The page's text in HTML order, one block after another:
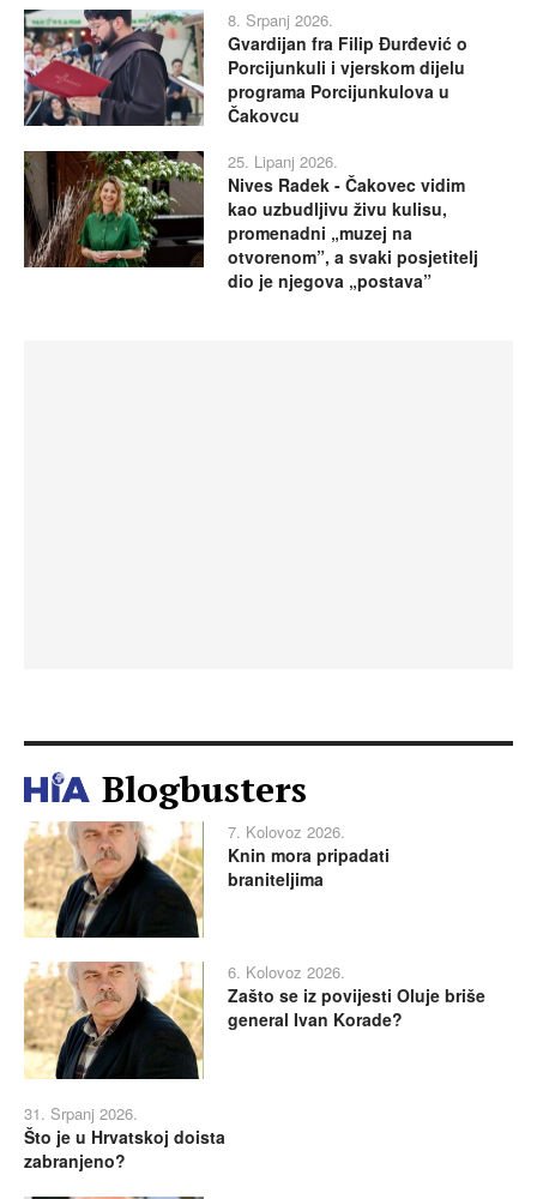
8. Srpanj 2026.
Gvardijan fra Filip Đurđević o
Porcijunkuli i vjerskom dijelu
programa Porcijunkulova u
Čakovcu
25. Lipanj 2026.
Nives Radek - Čakovec vidim
kao uzbudljivu živu kulisu,
promenadni „muzej na
otvorenom”, a svaki posjetitelj
dio je njegova „postava”
Blogbusters
7. Kolovoz 2026.
Knin mora pripadati
braniteljima
6. Kolovoz 2026.
Zašto se iz povijesti Oluje briše
general Ivan Korade?
31. Srpanj 2026.
Što je u Hrvatskoj doista
zabranjeno?